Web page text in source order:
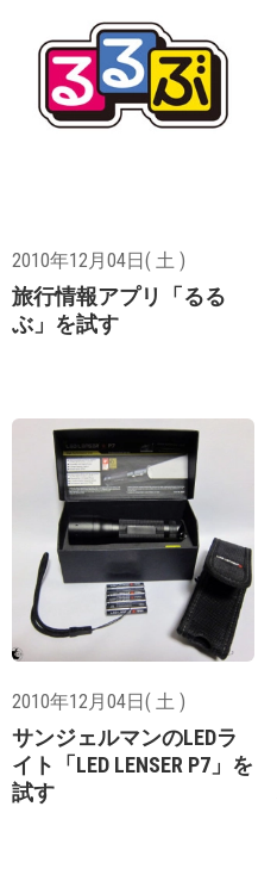
2010年12月04日( 土 )
旅行情報アプリ「るる
ぶ」を試す
2010年12月04日( 土 )
サンジェルマンのLEDラ
イト「LED LENSER P7」を
試す